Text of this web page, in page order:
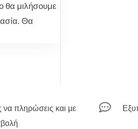
θα μιλήσουμε
Θα
να πληρώσεις και με
